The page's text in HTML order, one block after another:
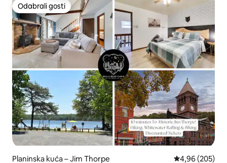
Odabrali gosti
Odabrali gosti
Planinska kuća – Jim Thorpe Prosječna
4,96 (205)